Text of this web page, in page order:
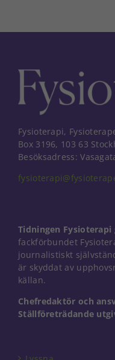
Fysioterapi,
Box 3196, 103 63
Besöksadress:
Tidningen Fysioterapi
fackförbundet
journalistiskt
är skyddat av
källan.
Chefredaktör och
Ställföreträdande